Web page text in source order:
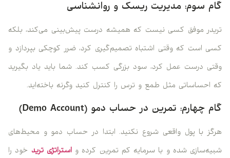
گام سوم: مدیریت ریسک و روانشناسی
تریدر موفق کسی نیست که همیشه درست پیش‌بینی می‌کند، بلکه
کسی است که وقتی اشتباه تصمیم‌گیری کرد، ضرر کوچکی بپردازد و
وقتی درست عمل کرد، سود بزرگی کسب کند. شما باید یاد بگیرید
که احساساتی مثل طمع و ترس را کنترل کنید وگرنه باخته‌اید.
گام چهارم: تمرین در حساب دمو (Demo Account)
هرگز با پول واقعی شروع نکنید. ابتدا در حساب دمو و محیط‌های
شبیه‌سازی شده و با سرمایه کم تمرین کرده واستراتژی ترید خود را